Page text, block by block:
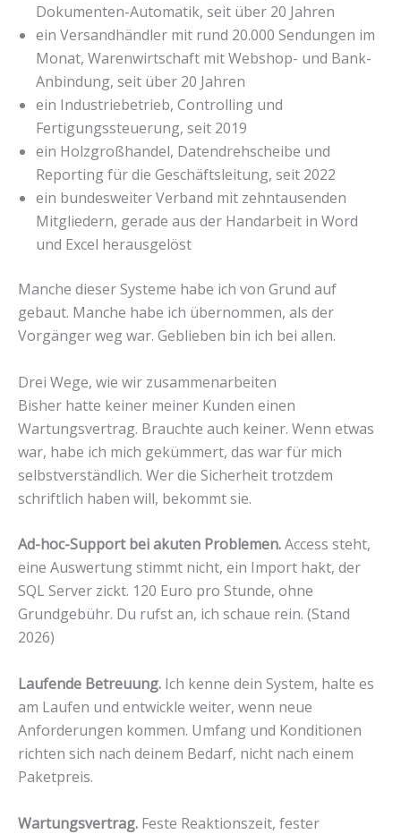
Dokumenten-Automatik, seit über 20 Jahren
ein Versandhändler mit rund 20.000 Sendungen im
Monat, Warenwirtschaft mit Webshop- und Bank-
Anbindung, seit über 20 Jahren
ein Industriebetrieb, Controlling und
Fertigungssteuerung, seit 2019
ein Holzgroßhandel, Datendrehscheibe und
Reporting für die Geschäftsleitung, seit 2022
ein bundesweiter Verband mit zehntausenden
Mitgliedern, gerade aus der Handarbeit in Word
und Excel herausgelöst
Manche dieser Systeme habe ich von Grund auf
gebaut. Manche habe ich übernommen, als der
Vorgänger weg war. Geblieben bin ich bei allen.
Drei Wege, wie wir zusammenarbeiten
Bisher hatte keiner meiner Kunden einen
Wartungsvertrag. Brauchte auch keiner. Wenn etwas
war, habe ich mich gekümmert, das war für mich
selbstverständlich. Wer die Sicherheit trotzdem
schriftlich haben will, bekommt sie.
Ad-hoc-Support bei akuten Problemen.Access steht,
eine Auswertung stimmt nicht, ein Import hakt, der
SQL Server zickt. 120 Euro pro Stunde, ohne
Grundgebühr. Du rufst an, ich schaue rein. (Stand
2026)
Laufende Betreuung. Ich kenne dein System, halte es
am Laufen und entwickle weiter, wenn neue
Anforderungen kommen. Umfang und Konditionen
richten sich nach deinem Bedarf, nicht nach einem
Paketpreis.
Wartungsvertrag. Feste Reaktionszeit, fester